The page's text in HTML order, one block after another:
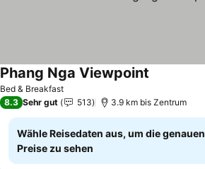
Bed & Breakfast
Phang Nga Viewpoint
8.3 Sehr gut 513 3.9 km bis Zentrum
Wähle Reisedaten aus, um die genauen
Preise zu sehen